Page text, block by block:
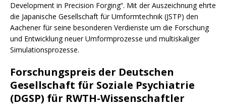
Development in Precision Forging“. Mit der Auszeichnung ehrte
die Japanische Gesellschaft für Umformtechnik (JSTP) den
Aachener für seine besonderen Verdienste um die Forschung
und Entwicklung neuer Umformprozesse und multiskaliger
Simulationsprozesse.
Forschungspreis der Deutschen
Gesellschaft für Soziale Psychiatrie
(DGSP) für RWTH-Wissenschaftler